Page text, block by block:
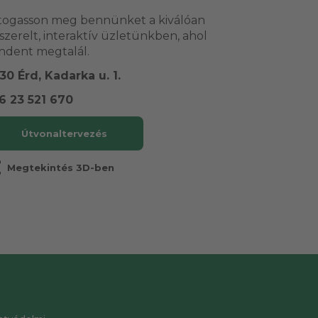
meg bennünket a kiválóan
interaktív üzletünkben, ahol
megtalál.
Érd, Kadarka u. 1.
23 521 670
Útvonaltervezés
Megtekintés 3D-ben